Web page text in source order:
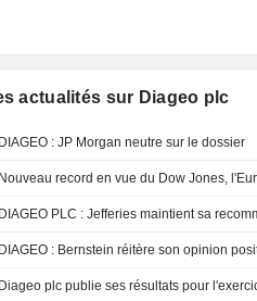
actualités sur Diageo plc
DIAGEO : JP Morgan neutre sur le dossier
Nouveau record en vue du Dow Jones,
DIAGEO PLC : Jefferies maintient sa
DIAGEO : Bernstein réitère son opinion
Diageo plc publie ses résultats pour